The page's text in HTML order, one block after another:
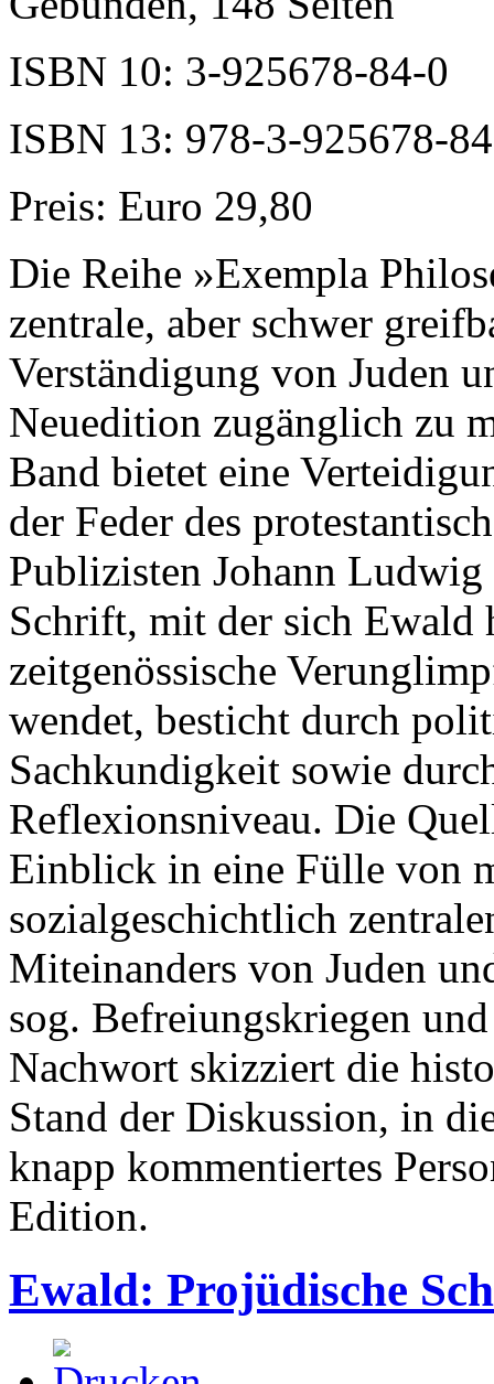
ISBN 10: 3-925678-84-0
ISBN 13: 978-3-925678-
Preis: Euro 29,80
Die Reihe »Exempla
zentrale, aber schwer
Verständigung von Juden
Neuedition zugänglich zu
Band bietet eine
der Feder des
Publizisten Johann
Schrift, mit der sich Ewald
zeitgenössische
wendet, besticht durch
Sachkundigkeit sowie
Reflexionsniveau. Die
Einblick in eine Fülle von
sozialgeschichtlich
Miteinanders von Juden
sog. Befreiungskriegen
Nachwort skizziert die
Stand der Diskussion, in
knapp kommentiertes
Edition.
Ewald: Projüdische